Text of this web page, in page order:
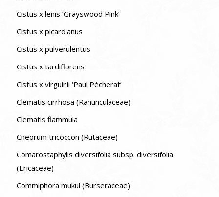
Cistus x lenis ‘Grayswood Pink’
Cistus x picardianus
Cistus x pulverulentus
Cistus x tardiflorens
Cistus x virguinii ‘Paul Pècherat’
Clematis cirrhosa (Ranunculaceae)
Clematis flammula
Cneorum tricoccon (Rutaceae)
Comarostaphylis diversifolia subsp. diversifolia
(Ericaceae)
Commiphora mukul (Burseraceae)